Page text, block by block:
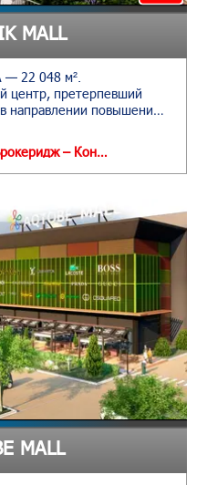
MALL
— 22 048 м².
центр, претерпевший
направлении повышени…
– Кон…
MALL